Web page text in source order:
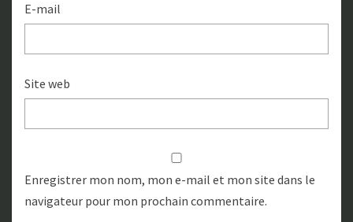
E-mail
Site web
Enregistrer mon nom, mon e-mail et mon site dans le
navigateur pour mon prochain commentaire.